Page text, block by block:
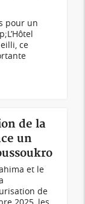
pour un
ce
de la
un
et le
de